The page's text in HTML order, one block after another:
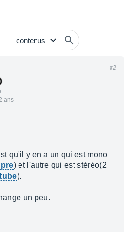
ans
#2
qu'il y en a un qui est mono
) et l'autre qui est stéréo(2
).
un peu.